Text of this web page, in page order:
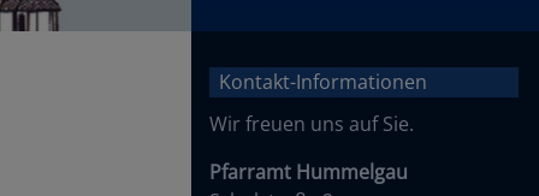
Kontakt-Informationen
Wir freuen uns auf Sie.
Pfarramt Hummelgau